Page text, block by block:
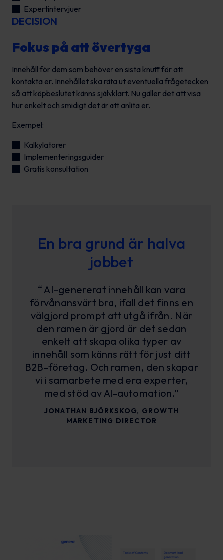
Expertintervjuer
DECISION
Fokus på att övertyga
Innehåll för dem som behöver en sista knuff för att
kontakta er. Innehållet ska räta ut eventuella frågetecken
så att köpbeslutet känns självklart. Nu gäller det att visa
hur enkelt och smidigt det är att anlita er.
Exempel:
Kalkylatorer
Implementeringsguider
Gratis konsultation
En bra grund är halva
jobbet
“ AI-genererat innehåll kan vara
förvånansvärt bra, ifall det finns en
välgjord prompt att utgå ifrån. När
den ramen är gjord är det sedan
enkelt att skapa olika typer av
innehåll som känns rätt för just ditt
B2B-företag. Och ramen, den skapar
vi i samarbete med era experter,
med stöd av AI-automation.”
JONATHAN BJÖRKSKOG, GROWTH
MARKETING DIRECTOR